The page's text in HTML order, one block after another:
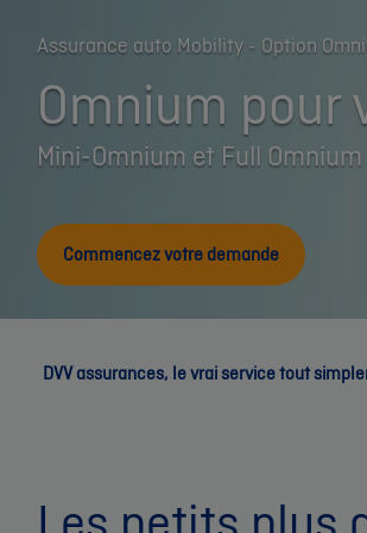
Assurance auto Mobility - Option
Omnium pour
Mini-Omnium et Full Omnium
Commencez votre demande
DVV assurances, le vrai service tout